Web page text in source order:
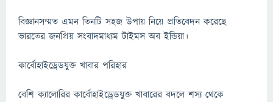
বিজ্ঞানসম্মত এমন তিনটি সহজ উপায় নিয়ে প্রতিবেদন করেছে
ভারতের জনপ্রিয় সংবাদমাধ্যম টাইমস অব ইন্ডিয়া।
কার্বোহাইড্রেডযুক্ত খাবার পরিহার
বেশি ক্যালোরির কার্বোহাইড্রেডযুক্ত খাবারের বদলে শস্য থেকে